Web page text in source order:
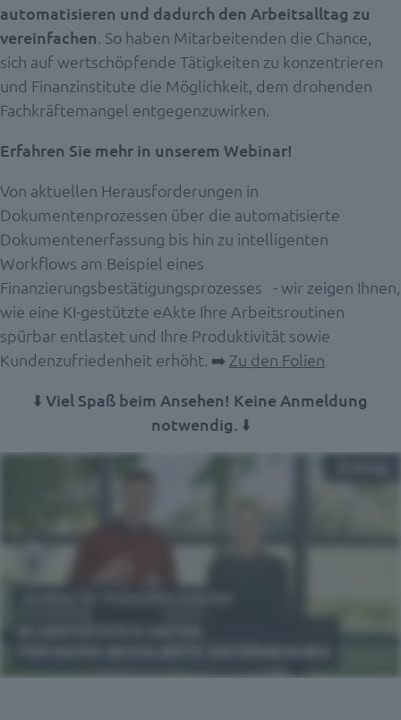
automatisieren und dadurch den Arbeitsalltag zu
vereinfachen. So haben Mitarbeitenden die Chance,
sich auf wertschöpfende Tätigkeiten zu konzentrieren
und Finanzinstitute die Möglichkeit, dem drohenden
Fachkräftemangel entgegenzuwirken.
Erfahren Sie mehr in unserem Webinar!
Von aktuellen Herausforderungen in
Dokumentenprozessen über die automatisierte
Dokumentenerfassung bis hin zu intelligenten
Workflows am Beispiel eines
Finanzierungsbestätigungsprozesses - wir zeigen Ihnen,
wie eine KI-gestützte eAkte Ihre Arbeitsroutinen
spürbar entlastet und Ihre Produktivität sowie
Kundenzufriedenheit erhöht. ➡️ Zu den Folien
⬇️ Viel Spaß beim Ansehen! Keine Anmeldung
notwendig. ⬇️